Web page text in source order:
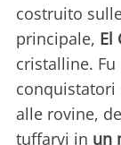
costruito
principale, El
cristalline.
conquistatori
alle rovine,
tuffarvi in un